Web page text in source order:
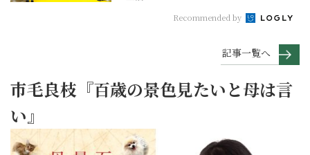
Recommended by
記事一覧へ
市毛良枝『百歳の景色見たいと母は言
い』